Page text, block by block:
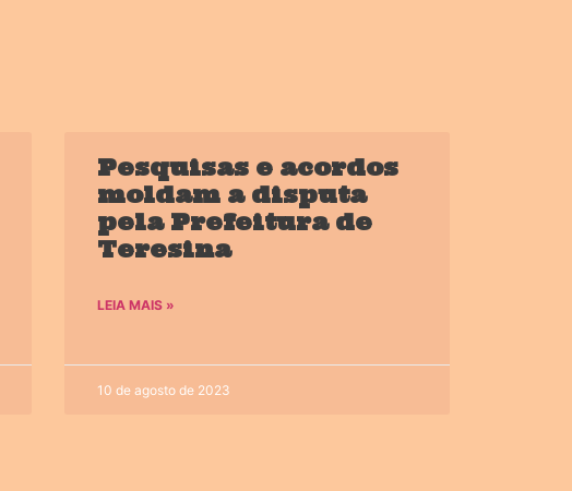
Pesquisas e acordos
moldam a disputa
pela Prefeitura de
Teresina
LEIA MAIS »
10 de agosto de 2023